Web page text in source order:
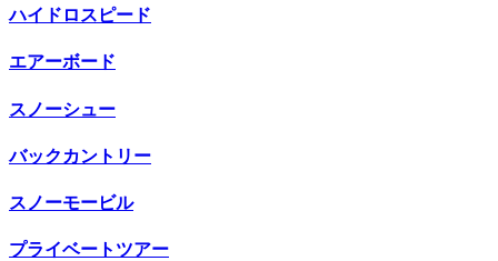
ハイドロスピード
エアーボード
スノーシュー
バックカントリー
スノーモービル
プライベートツアー